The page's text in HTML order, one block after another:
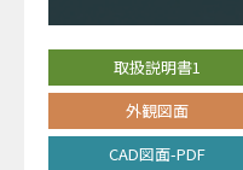
取扱説明書1
外観図面
CAD図面-PDF